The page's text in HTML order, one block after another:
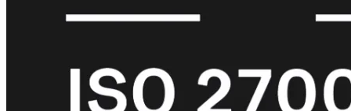
ProtectionSOC
Service